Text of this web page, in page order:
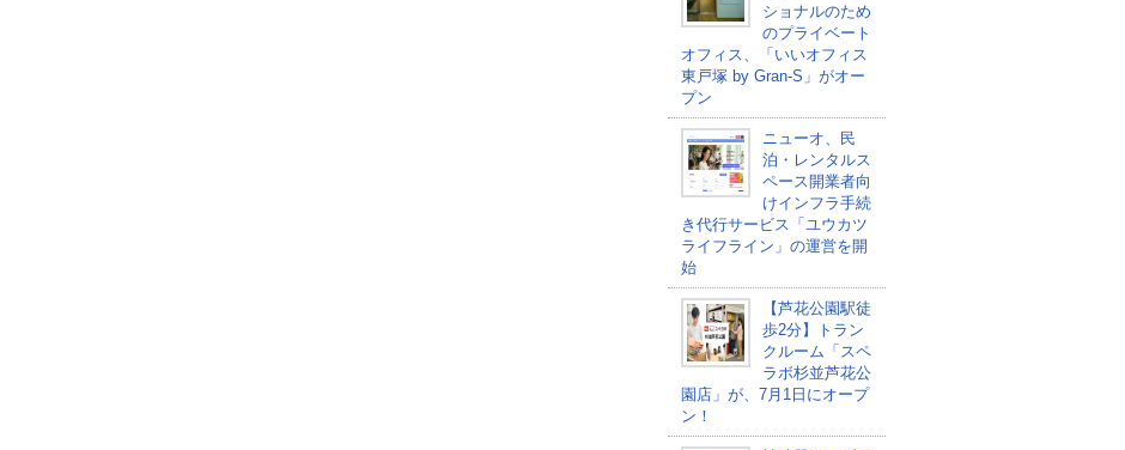
ショナルのため
のプライベート
オフィス、「いいオフィス
東戸塚 by Gran-S」がオー
プン
ニューオ、民
泊・レンタルス
ペース開業者向
けインフラ手続
き代行サービス「ユウカツ
ライフライン」の運営を開
始
【芦花公園駅徒
歩2分】トラン
クルーム「スペ
ラボ杉並芦花公
園店」が、7月1日にオープ
ン！